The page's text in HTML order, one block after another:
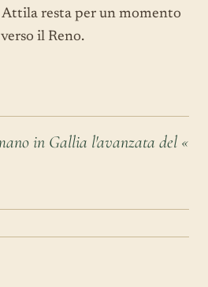
resta per un momento
il Reno.
in Gallia l'avanzata del «